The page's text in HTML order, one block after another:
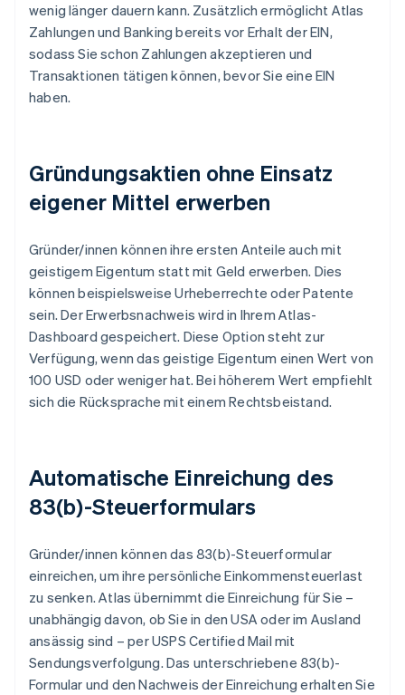
wenig länger dauern kann. Zusätzlich ermöglicht Atlas
Zahlungen und Banking bereits vor Erhalt der EIN,
sodass Sie schon Zahlungen akzeptieren und
Transaktionen tätigen können, bevor Sie eine EIN
haben.
Gründungsaktien ohne Einsatz
eigener Mittel erwerben
Gründer/innen können ihre ersten Anteile auch mit
geistigem Eigentum statt mit Geld erwerben. Dies
können beispielsweise Urheberrechte oder Patente
sein. Der Erwerbsnachweis wird in Ihrem Atlas-
Dashboard gespeichert. Diese Option steht zur
Verfügung, wenn das geistige Eigentum einen Wert von
100 USD oder weniger hat. Bei höherem Wert empfiehlt
sich die Rücksprache mit einem Rechtsbeistand.
Automatische Einreichung des
83(b)-Steuerformulars
Gründer/innen können das 83(b)-Steuerformular
einreichen, um ihre persönliche Einkommensteuerlast
zu senken. Atlas übernimmt die Einreichung für Sie –
unabhängig davon, ob Sie in den USA oder im Ausland
ansässig sind – per USPS Certified Mail mit
Sendungsverfolgung. Das unterschriebene 83(b)-
Formular und den Nachweis der Einreichung erhalten Sie